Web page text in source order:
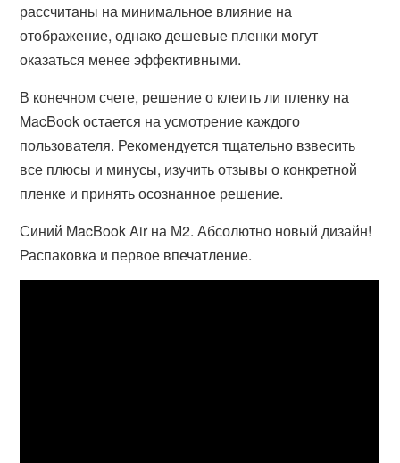
рассчитаны на минимальное влияние на
отображение, однако дешевые пленки могут
оказаться менее эффективными.
В конечном счете, решение о клеить ли пленку на
MacBook остается на усмотрение каждого
пользователя. Рекомендуется тщательно взвесить
все плюсы и минусы, изучить отзывы о конкретной
пленке и принять осознанное решение.
Синий MacBook Air на М2. Абсолютно новый дизайн!
Распаковка и первое впечатление.